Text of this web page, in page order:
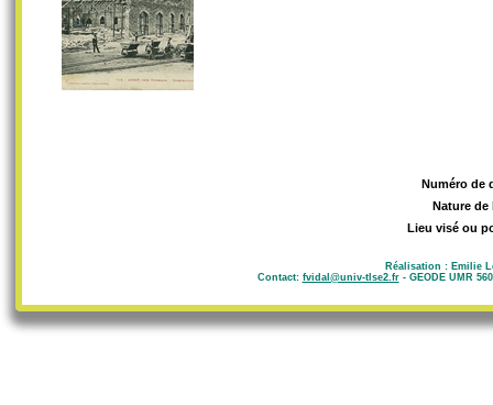
Numéro de
Nature de
Lieu visé ou
Réalisation : Emilie
Contact: fvidal@univ-tlse2.fr- GEODE UMR